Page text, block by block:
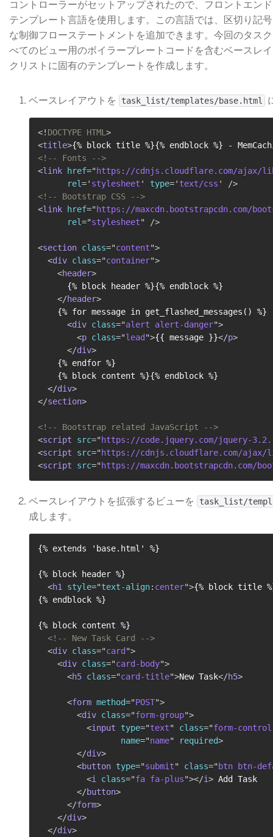
コントローラーがセットアップされたので、フロントエン
テンプレート言語を使用します。この言語では、区切り記
な制御フローステートメントを追加できます。今回のタス
べてのビュー用のボイラープレートコードを含むベースレ
クリストに固有のテンプレートを作成します。
ベースレイアウトを task_list/templates/base.html
<! DOCTYPE HTML >
<title>{% block title %}{% endblock %} -
<!-- Fonts -->
<link href="https://cdnjs.cloudflare.com/ajax/
rel=' stylesheet ' type='text/css '
/>
<!-- Bootstrap CSS -->
<link href="https://maxcdn.bootstrapcdn.com/
rel="stylesheet" />
<section class="content">
<div class="container">
<header>
      {% block header %}{% endblock %}
</header>
    {% for message in get_flashed_messages() %}
<div class="alert alert-danger">
<p class="lead">{{ message }}</p>
</div>
    {% endfor %}
    {% block content %}{% endblock %}
</div>
</section>
<!-- Bootstrap related JavaScript -->
<script src="https://code.jquery.com/jquery-
<script src="https://cdnjs.cloudflare.com/ajax/
<script src="https://maxcdn.bootstrapcdn.com/
ベースレイアウトを拡張するビューを task_list/
成します。
{% extends 'base.html' %}
{% block header %}
<h1 style="text-align: center">{% block title
{% endblock %}
{% block content %}
<!-- New Task Card -->
<div class="card ">
<div class="card-body">
<h5 class="card-title">New Task</h5>
<form method="POST">
<div class="form-group">
<input type="text" class="form-control
name="name" required>
</div>
<button type="submit" class=" btn btn-
<i class="fa fa-plus"></i> Add Task
</button>
</form>
</div>
</div>